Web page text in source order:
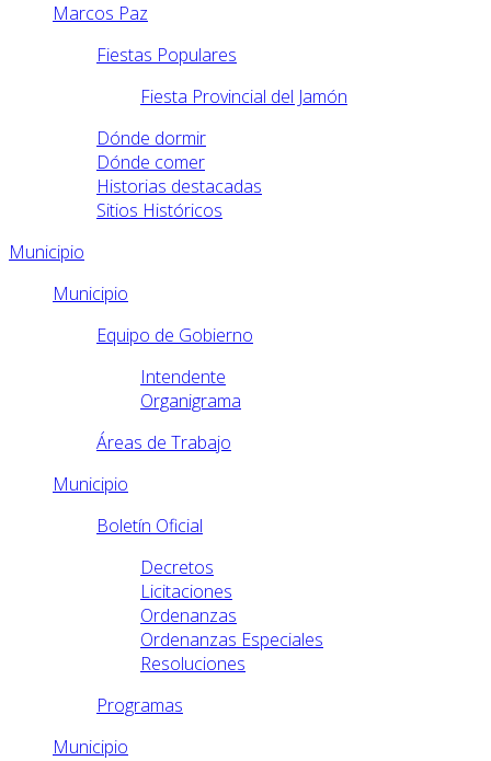
Marcos Paz
Fiestas Populares
Fiesta Provincial del Jamón
Dónde dormir
Dónde comer
Historias destacadas
Sitios Históricos
Municipio
Municipio
Equipo de Gobierno
Intendente
Organigrama
Áreas de Trabajo
Municipio
Boletín Oficial
Decretos
Licitaciones
Ordenanzas
Ordenanzas Especiales
Resoluciones
Programas
Municipio